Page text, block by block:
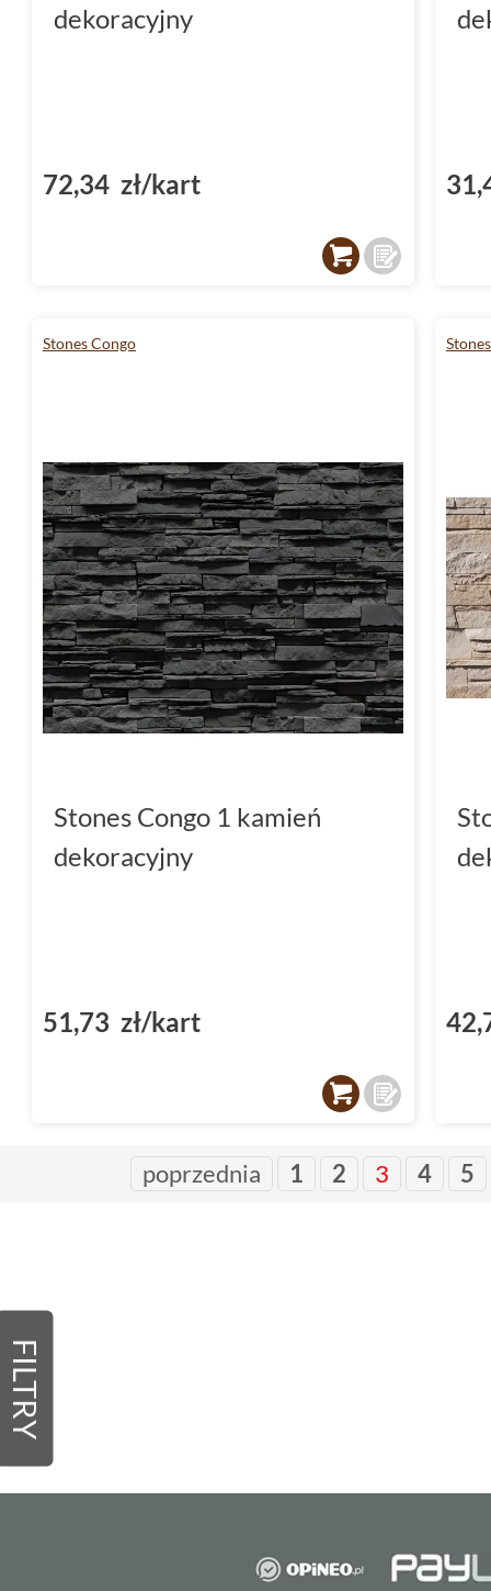
FILTRY
dekoracyjny
72,34 zł/kart
Stones Congo
Stones Congo 1 kamień
dekoracyjny
51,73 zł/kart
poprzednia 1 2 3 4 5